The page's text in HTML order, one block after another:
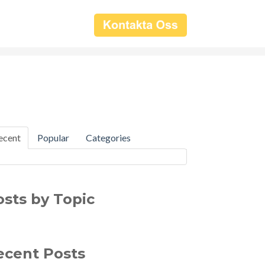
Popular Categories
by Topic
Posts